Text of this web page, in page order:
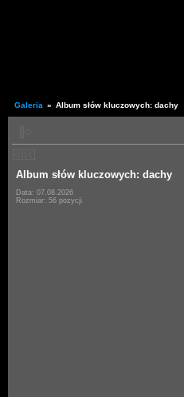
Galeria » Album słów kluczowych: dachy
Album słów kluczowych: dachy
Data: 07.08.2026
Rozmiar: 56 pozycji